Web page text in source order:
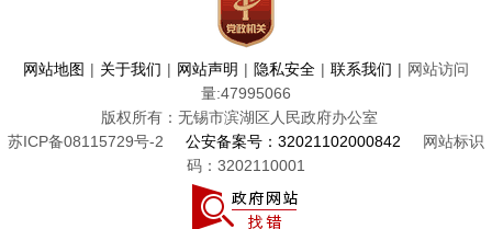
网站地图 | 关于我们 | 网站声明 | 隐私安全 | 联系我们 | 网站访问
量:47995066
版权所有：无锡市滨湖区人民政府办公室
苏ICP备08115729号-2
公安备案号：32021102000842
网站标识
码：3202110001